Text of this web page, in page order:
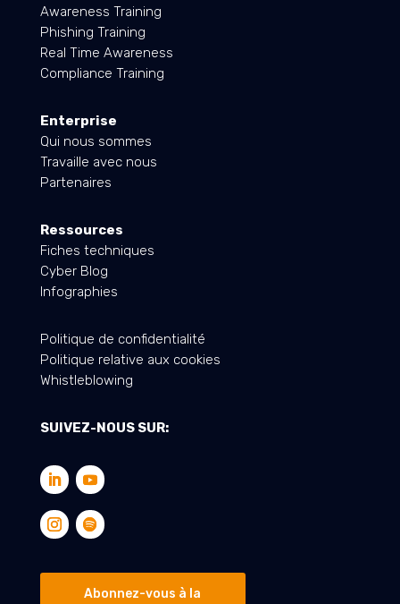
Awareness Training
Phishing Training
Real Time Awareness
Compliance Training
Enterprise
Qui nous sommes
Travaille avec nous
Partenaires
Ressources
Fiches techniques
Cyber Blog
Infographies
Politique de confidentialité
Politique relative aux cookies
Whistleblowing
SUIVEZ-NOUS SUR:
Abonnez-vous à la